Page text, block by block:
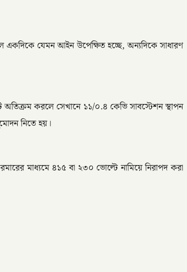
একদিকে যেমন আইন উপেক্ষিত হচ্ছে, অন্যদিকে সাধারণ
অতিক্রম করলে সেখানে ১১/০.৪ কেভি সাবস্টেশন স্থাপন
নিতে হয়।
মাধ্যমে ৪১৫ বা ২৩০ ভোল্টে নামিয়ে নিরাপদ করা